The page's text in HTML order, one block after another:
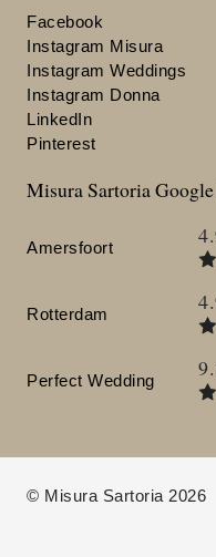
Facebook
Instagram Misura
Instagram Weddings
Instagram Donna
LinkedIn
Pinterest
Misura Sartoria
Amersfoort
Rotterdam
Perfect Wedding
© Misura Sartoria 2026